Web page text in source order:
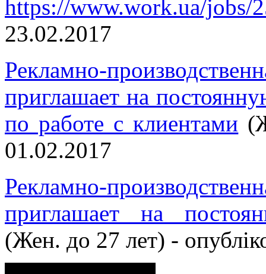
https://www.work.ua/jobs/
23.02.2017
Рекламно-
приглашает на
по работе с клиентами
01.02.2017
Рекламно-
приглашает на
(Жен. до 27 лет) -